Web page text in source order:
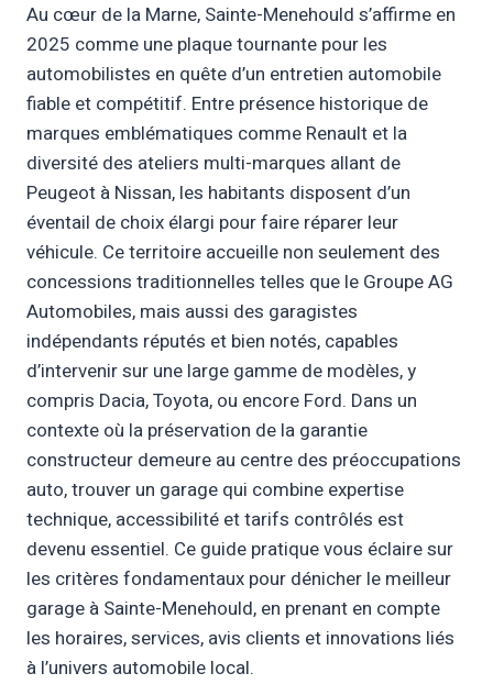
Au cœur de la Marne, Sainte-Menehould s’affirme en
2025 comme une plaque tournante pour les
automobilistes en quête d’un entretien automobile
fiable et compétitif. Entre présence historique de
marques emblématiques comme Renault et la
diversité des ateliers multi-marques allant de
Peugeot à Nissan, les habitants disposent d’un
éventail de choix élargi pour faire réparer leur
véhicule. Ce territoire accueille non seulement des
concessions traditionnelles telles que le Groupe AG
Automobiles, mais aussi des garagistes
indépendants réputés et bien notés, capables
d’intervenir sur une large gamme de modèles, y
compris Dacia, Toyota, ou encore Ford. Dans un
contexte où la préservation de la garantie
constructeur demeure au centre des préoccupations
auto, trouver un garage qui combine expertise
technique, accessibilité et tarifs contrôlés est
devenu essentiel. Ce guide pratique vous éclaire sur
les critères fondamentaux pour dénicher le meilleur
garage à Sainte-Menehould, en prenant en compte
les horaires, services, avis clients et innovations liés
à l’univers automobile local.